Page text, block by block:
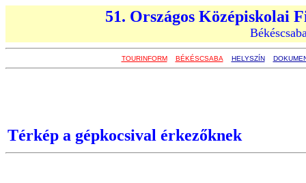
51. Országos Középiskolai
TOURINFORM BÉKÉSCSABA HELYSZÍN
Térkép a gépkocsival érkezőknek